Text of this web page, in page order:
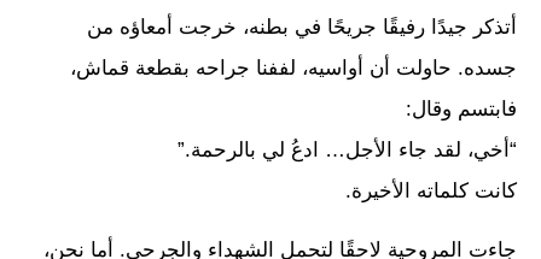
أتذكر جيدًا رفيقًا جريحًا في بطنه، خرجت أمعاؤه من
جسده. حاولت أن أواسيه، لففنا جراحه بقطعة قماش،
فابتسم وقال:
“أخي، لقد جاء الأجل… ادعُ لي بالرحمة.”
كانت كلماته الأخيرة.
جاءت المروحية لاحقًا لتحمل الشهداء والجرحى. أما نحن،